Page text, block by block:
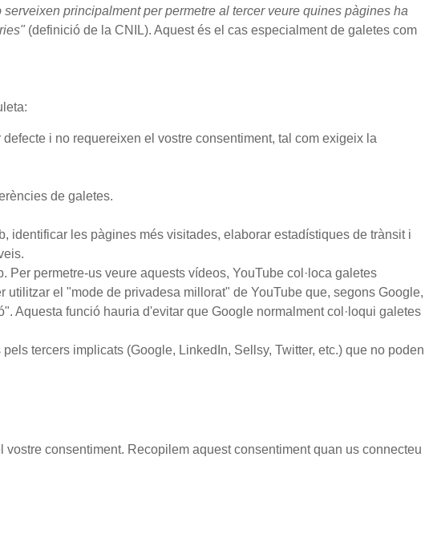
principalment per permetre al tercer veure quines pàgines ha
(definició de la CNIL). Aquest és el cas especialment de galetes com
i no requereixen el vostre consentiment, tal com exigeix ​​la
de galetes.
identificar les pàgines més visitades, elaborar estadístiques de trànsit i
permetre-us veure aquests vídeos, YouTube col·loca galetes
el "mode de privadesa millorat" de YouTube que, segons Google,
Aquesta funció hauria d'evitar que Google normalment col·loqui galetes
tercers implicats (Google, LinkedIn, Sellsy, Twitter, etc.) que no poden
consentiment. Recopilem aquest consentiment quan us connecteu